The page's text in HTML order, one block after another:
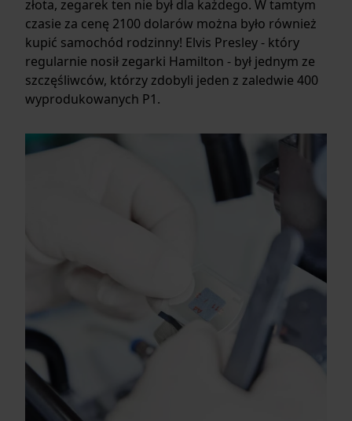
złota, zegarek ten nie był dla każdego. W tamtym
czasie za cenę 2100 dolarów można było również
kupić samochód rodzinny! Elvis Presley - który
regularnie nosił zegarki Hamilton - był jednym ze
szczęśliwców, którzy zdobyli jeden z zaledwie 400
wyprodukowanych P1.